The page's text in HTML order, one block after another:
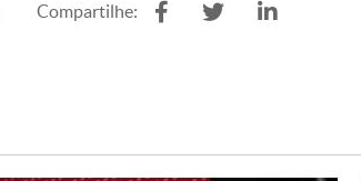
Compartilhe: